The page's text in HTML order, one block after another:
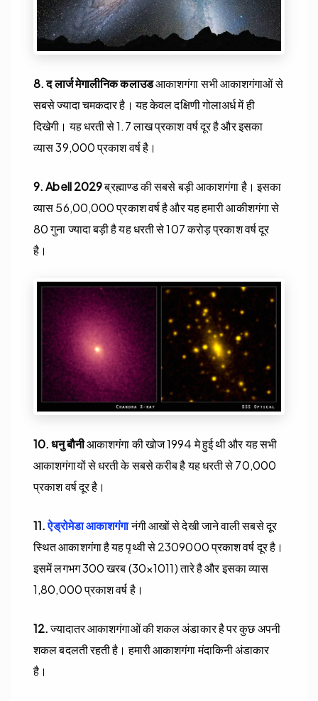
8. द लार्ज मेगालीनिक कलाउडआकाशगंगा सभी आकाशगंगाओं से
सबसे ज्यादा चमकदार है। यह केवल दक्षिणी गोलाअर्ध में ही
दिखेगी। यह धरती से 1.7 लाख प्रकाश वर्ष दूर है और इसका
व्यास 39,000 प्रकाश वर्ष है।
9. Abell 2029ब्रह्माण्ड की सबसे बड़ी आकाशगंगा है। इसका
व्यास 56,00,000 प्रकाश वर्ष है और यह हमारी आकीशगंगा से
80 गुना ज्यादा बड़ी है यह धरती से 107 करोड़ प्रकाश वर्ष दूर
है।
10. धनु बौनीआकाशगंगा की खोज 1994 मे हुई थी और यह सभी
आकाशगंगायों से धरती के सबसे करीब है यह धरती से 70,000
प्रकाश वर्ष दूर है।
11. ऐड्रोमेडा आकाशगंगानंगी आखों से देखी जाने वाली सबसे दूर
स्थित आकाशगंगा है यह पृथ्वी से 2309000 प्रकाश वर्ष दूर है।
इसमें लगभग 300 खरब (30×1011) तारे है और इसका व्यास
1,80,000 प्रकाश वर्ष है।
12.ज्यादातर आकाशगंगाओं की शकल अंडाकार है पर कुछ अपनी
शकल बदलती रहती है। हमारी आकाशगंगा मंदाकिनी अंडाकार
है।